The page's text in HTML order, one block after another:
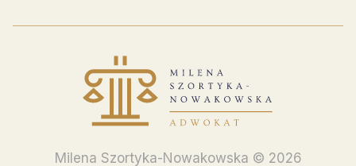
Milena Szortyka-Nowakowska © 2026